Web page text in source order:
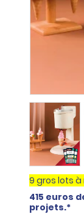
9 gros lots
415 euros
projets.*